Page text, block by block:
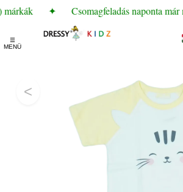
✦ Csomagfeladás naponta már
☰
MENÜ
<